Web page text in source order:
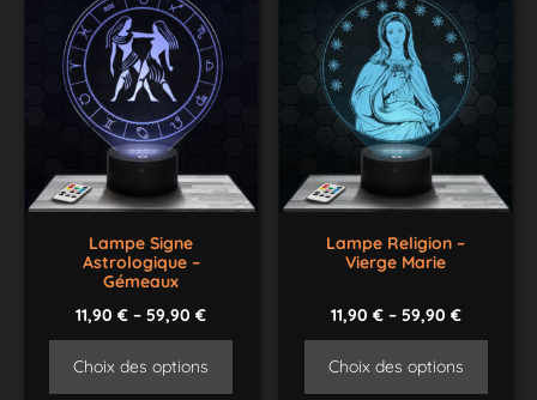
Lampe Signe
Astrologique –
Gémeaux
11,90€ –59,90€
Choix des options
Lampe Religion –
Vierge Marie
11,90 €– 59,90 €
Choix des options